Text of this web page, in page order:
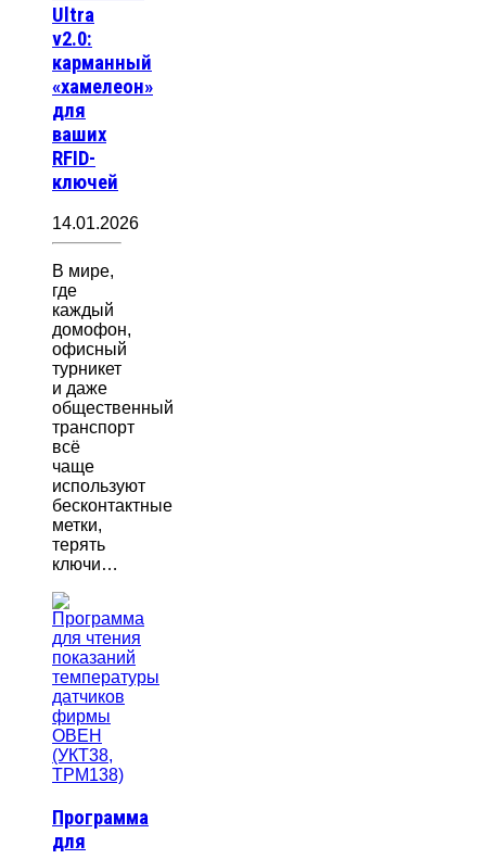
Ultra
v2.0:
карманный
«хамелеон»
для
ваших
RFID-
ключей
14.01.2026
В мире,
где
каждый
домофон,
офисный
турникет
и даже
общественный
транспорт
всё
чаще
используют
бесконтактные
метки,
терять
ключи…
Программа
для